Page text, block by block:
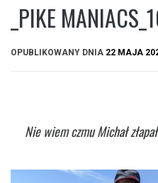
_PIKE
OPUBLIKOWANY DNIA 22 MAJA
Nie wiem czmu Michał